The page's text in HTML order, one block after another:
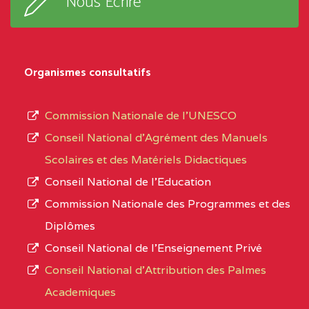
D'ENSEIGNEMENT
PROFESSIONNEL
(CEGEP) STE FOI BP
:4740 YAOUNDE
CENTRE
COLLEGE PANAFRICAIN
DE L'EXCELLENCE BP
CENTRE
COLLEGE PRIVE
type
L’offre
d’éducation
de
Organismes consultatifs
Commission Nationale de l’UNESCO
Conseil National d’Agrément des Manuels
Scolaires et des Matériels Didactiques
Conseil National de l’Education
Commission Nationale des Programmes et des
Diplômes
Conseil National de l’Enseignement Privé
Conseil National d'Attribution des Palmes
Academiques